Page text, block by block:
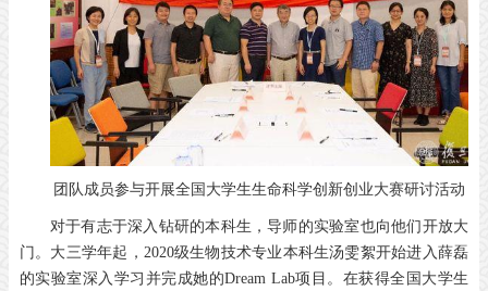
团队成员参与开展全国大学生生命科学创新创业大赛研讨活动
对于有志于深入钻研的本科生，导师的实验室也向他们开放大
门。大三学年起，2020级生物技术专业本科生汤雯絮开始进入薛磊
的实验室深入学习并完成她的Dream Lab项目。在获得全国大学生